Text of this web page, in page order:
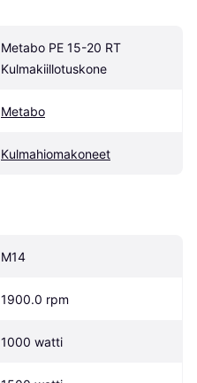
Metabo PE 15-20 RT
Kulmakiillotuskone
Metabo
Kulmahiomakoneet
M14
1900.0 rpm
1000 watti